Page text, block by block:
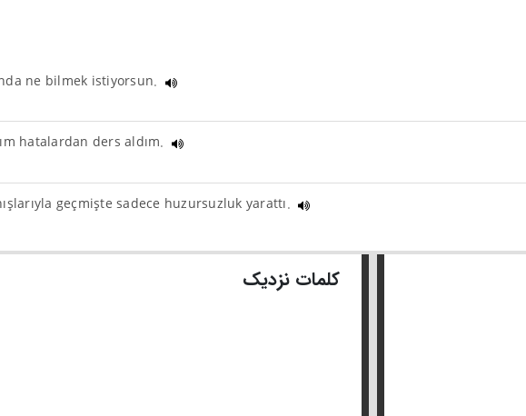
ne bilmek istiyorsun.
hatalardan ders aldım.
geçmişte sadece huzursuzluk yarattı.
کلمات نزدیک